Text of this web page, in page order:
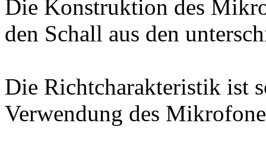
Die Konstruktion des
den Schall aus den
Die Richtcharakteristik ist
Verwendung des